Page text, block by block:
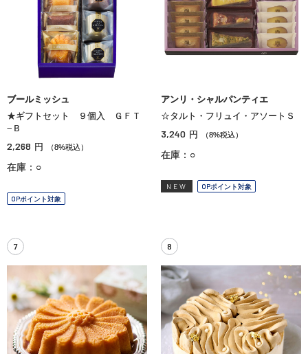
ブールミッシュ
★ギフトセット ９個入 ＧＦＴ
−Ｂ
2,268 円 （8%税込）
在庫：○
OPポイント対象
アンリ・シャルパンティエ
☆タルト・フリュイ・アソートＳ
3,240 円 （8%税込）
在庫：○
NEW OPポイント対象
7 8